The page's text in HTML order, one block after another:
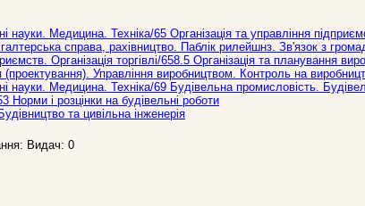
Медицина. Техніка/65 Організація та управління
справа, рахівництво. Паблік рилейшнз. Зв'язок з
Організація торгівлі/658.5 Організація та планування
(проектування). Управління виробництвом. Контроль на
науки. Медицина. Техніка/69 Будівельна промисловість.
Норми і розцінки на будівельні роботи
та цивільна інженерія
Видач: 0